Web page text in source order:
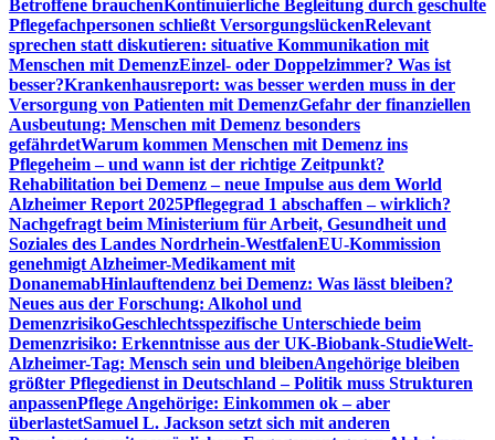
Betroffene brauchenKontinuierliche Begleitung durch geschulte
Pflegefachpersonen schließt VersorgungslückenRelevant
sprechen statt diskutieren: situative Kommunikation mit
Menschen mit DemenzEinzel- oder Doppelzimmer? Was ist
besser?Krankenhausreport: was besser werden muss in der
Versorgung von Patienten mit DemenzGefahr der finanziellen
Ausbeutung: Menschen mit Demenz besonders
gefährdetWarum kommen Menschen mit Demenz ins
Pflegeheim – und wann ist der richtige Zeitpunkt?
Rehabilitation bei Demenz – neue Impulse aus dem World
Alzheimer Report 2025Pflegegrad 1 abschaffen – wirklich?
Nachgefragt beim Ministerium für Arbeit, Gesundheit und
Soziales des Landes Nordrhein-WestfalenEU-Kommission
genehmigt Alzheimer-Medikament mit
DonanemabHinlauftendenz bei Demenz: Was lässt bleiben?
Neues aus der Forschung: Alkohol und
DemenzrisikoGeschlechtsspezifische Unterschiede beim
Demenzrisiko: Erkenntnisse aus der UK-Biobank-StudieWelt-
Alzheimer-Tag: Mensch sein und bleibenAngehörige bleiben
größter Pflegedienst in Deutschland – Politik muss Strukturen
anpassenPflege Angehörige: Einkommen ok – aber
überlastetSamuel L. Jackson setzt sich mit anderen